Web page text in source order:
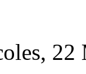
22